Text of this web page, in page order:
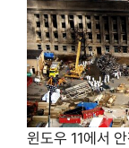
윈도우 11에서